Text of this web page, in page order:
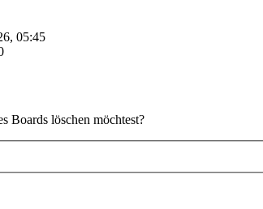
05:45
Boards löschen möchtest?